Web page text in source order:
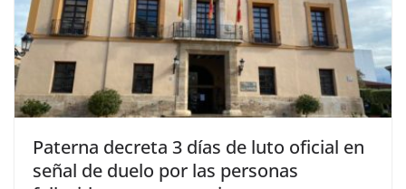
Paterna decreta 3 días de luto oficial en
señal de duelo por las personas